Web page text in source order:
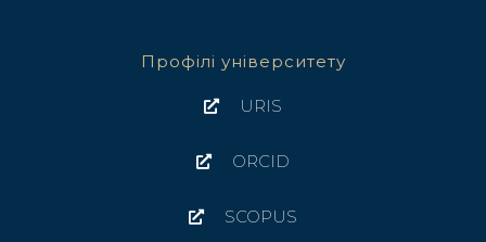
Профілі університету
URIS
ORCID
SCOPUS